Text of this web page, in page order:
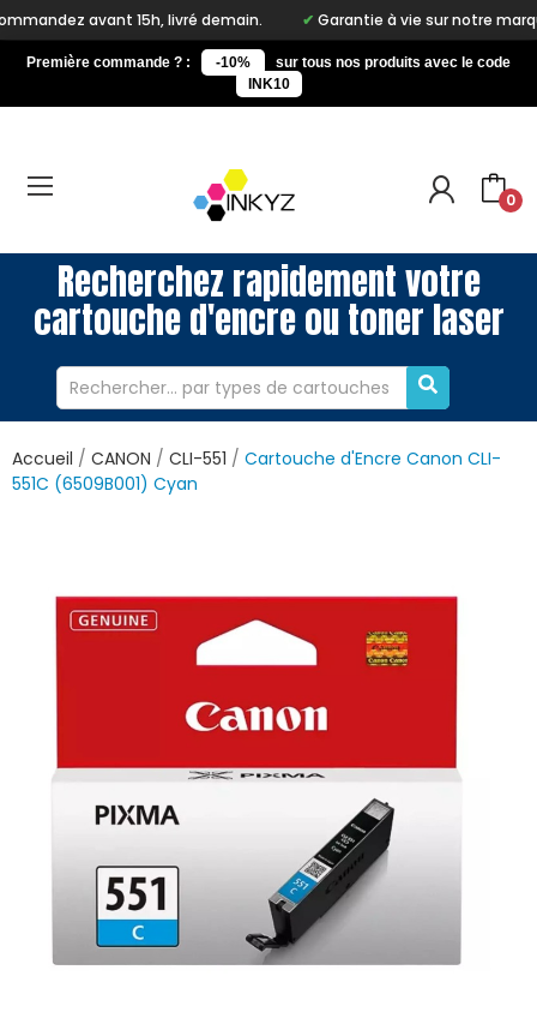
15h, livré demain. Garantie à vie sur notre marque Inkyz
Première commande ? : -10%
sur tous nos produits avec le code
INK10
0
Recherchez rapidement votre
cartouche d'encre ou toner laser
Accueil CANON CLI-551
Cartouche d'Encre Canon CLI-
551C (6509B001) Cyan